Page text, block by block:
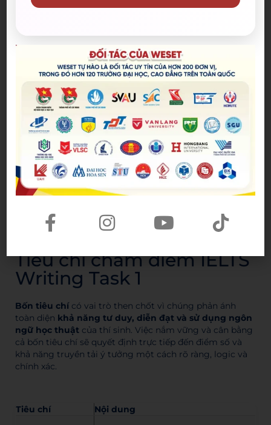
Cấu trúc IELTS Writing
Task 1
Introduction: Giới thiệu lại đề bài (paraphrase câu
hỏi).
Overview : Nêu những đặc điểm, xu hướng nổi bật
nhất (không đi vào chi tiết).
Body paragraph 1
: Trình bày, phân tích nhóm số
liệu/đặc điểm thứ nhất.
Body paragraph 2
tích nhóm số liệu/đặc điểm còn lại.
Tiêu chí chấm điểm IELTS
Writing Task 1
Bốn tiêu chí có vai trò then chốt vì chúng phản ánh
toàn diện khả năng tư duy, diễn đạt và sử dụng ngôn
ngữ học thuật của thí sinh. Việc nắm vững và cân bằng
cả bốn tiêu chí sẽ quyết định trực tiếp đến điểm số và
khả năng truyền tải ý tưởng một cách rõ ràng, logic và
chính xác.
Tiêu chí Nội dung